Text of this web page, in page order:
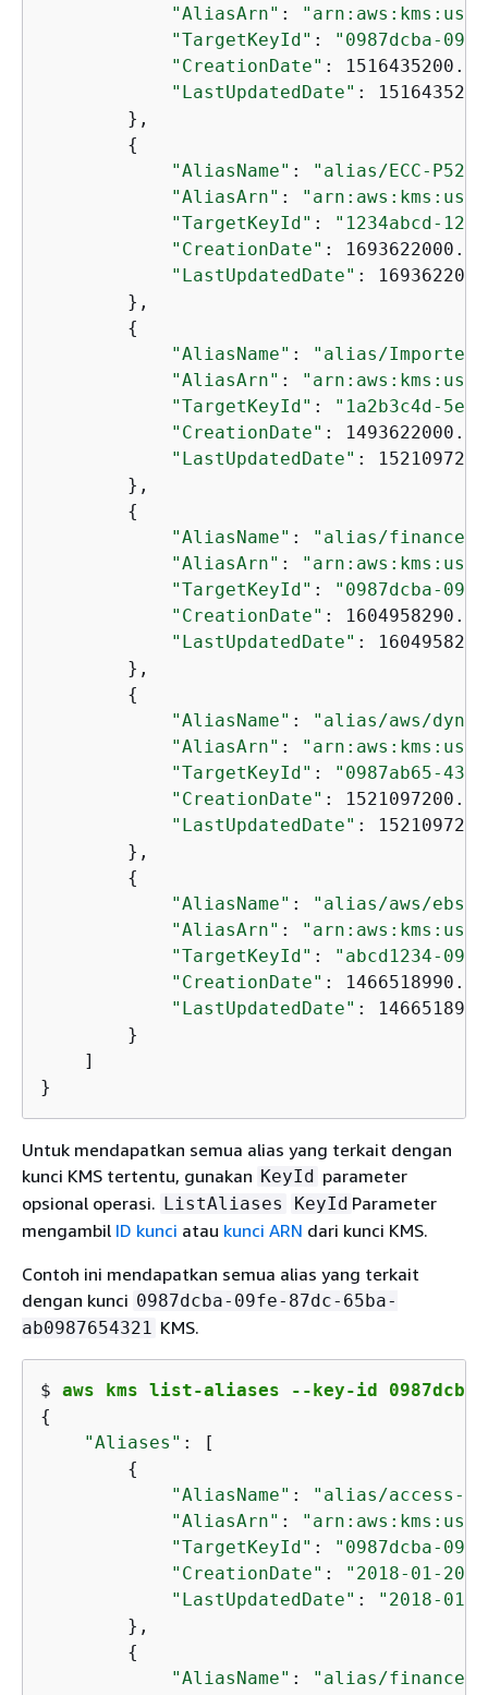
"AliasArn" :
"arn:aws:kms:us-
"TargetKeyId" :
"0987dcba-
"CreationDate" :
"LastUpdatedDate" :
        },
{
"AliasName" :
"alias/ECC-
"AliasArn" :
"arn:aws:kms:us-
"TargetKeyId" :
"1234abcd-
"CreationDate" :
"LastUpdatedDate" :
        },
{
"AliasName" :
"alias/
"AliasArn" :
"arn:aws:kms:us-
"TargetKeyId" :
"1a2b3c4d-
"CreationDate" :
"LastUpdatedDate" :
        },
{
"AliasName" :
"alias/finance-
"AliasArn" :
"TargetKeyId" :
"0987dcba-
"CreationDate" :
"LastUpdatedDate" :
        },
{
"AliasName" :
"alias/aws/
"AliasArn" :
"arn:aws:kms:us-
"TargetKeyId" :
"0987ab65-
"CreationDate" :
"LastUpdatedDate" :
        },
{
"AliasName" : "alias/aws/ebs"
"AliasArn" :
"arn:aws:kms:us-
"TargetKeyId" :
"abcd1234-
"CreationDate" :
"LastUpdatedDate" :
        }
    ]
}
Untuk mendapatkan semua alias yang terkait dengan
kunci KMS tertentu, gunakan KeyId parameter
opsional operasi. ListAliases KeyId Parameter
mengambil ID kunci atau kunci ARN dari kunci KMS.
Contoh ini mendapatkan semua alias yang terkait
dengan kunci 0987dcba-09fe-87dc-65ba-
ab0987654321 KMS.
$ aws kms list-aliases --key-id 0987dcba-
{
"Aliases" : [
{
"AliasName" :
"alias/access-
"AliasArn" :
"arn:aws:kms:us-
"TargetKeyId" :
"0987dcba-
"CreationDate" :
"2018-01-
"LastUpdatedDate" :
"2018-01-
        },
{
"AliasName" :
"alias/finance-